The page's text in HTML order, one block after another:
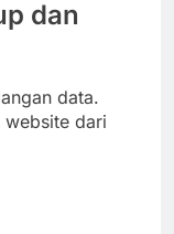
dan
data.
website dari